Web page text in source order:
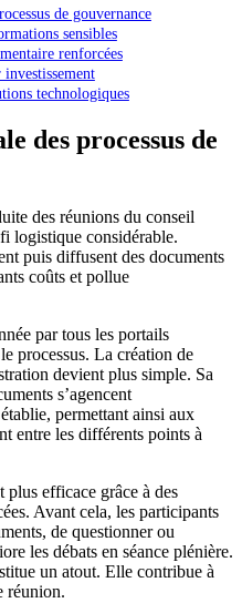
de gouvernance
sensibles
renforcées
technologiques
des processus de
des réunions du conseil
logistique considérable.
puis diffusent des documents
coûts et pollue
par tous les portails
processus. La création de
devient plus simple. Sa
s’agencent
permettant ainsi aux
entre les différents points à
efficace grâce à des
Avant cela, les participants
de questionner ou
les débats en séance plénière.
un atout. Elle contribue à
réunion.